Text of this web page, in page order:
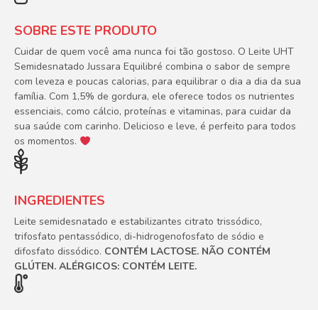
SOBRE ESTE PRODUTO
Cuidar de quem você ama nunca foi tão gostoso. O Leite UHT
Semidesnatado Jussara Equilibré combina o sabor de sempre
com leveza e poucas calorias, para equilibrar o dia a dia da sua
família. Com 1,5% de gordura, ele oferece todos os nutrientes
essenciais, como cálcio, proteínas e vitaminas, para cuidar da
sua saúde com carinho. Delicioso e leve, é perfeito para todos
os momentos.
INGREDIENTES
Leite semidesnatado e estabilizantes citrato trissódico,
trifosfato pentassódico, di-hidrogenofosfato de sódio e
difosfato dissódico. CONTÉM LACTOSE. NÃO CONTÉM
GLÚTEN. ALÉRGICOS: CONTÉM LEITE.